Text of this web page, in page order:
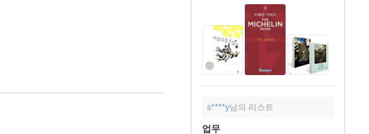
s****y님의 리스트
업무